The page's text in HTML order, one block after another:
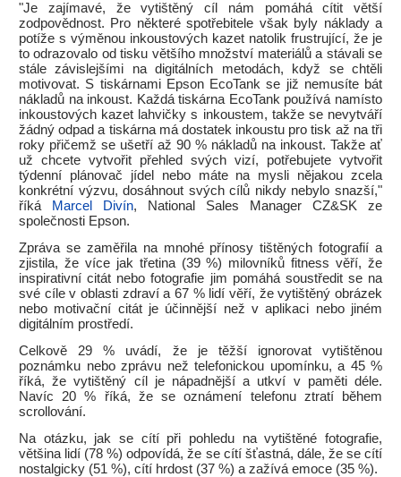
"Je zajímavé, že vytištěný cíl nám pomáhá cítit větší
zodpovědnost. Pro některé spotřebitele však byly náklady a
potíže s výměnou inkoustových kazet natolik frustrující, že je
to odrazovalo od tisku většího množství materiálů a stávali se
stále závislejšími na digitálních metodách, když se chtěli
motivovat. S tiskárnami Epson EcoTank se již nemusíte bát
nákladů na inkoust. Každá tiskárna EcoTank používá namísto
inkoustových kazet lahvičky s inkoustem, takže se nevytváří
žádný odpad a tiskárna má dostatek inkoustu pro tisk až na tři
roky přičemž se ušetří až 90 % nákladů na inkoust. Takže ať
už chcete vytvořit přehled svých vizí, potřebujete vytvořit
týdenní plánovač jídel nebo máte na mysli nějakou zcela
konkrétní výzvu, dosáhnout svých cílů nikdy nebylo snazší,"
říká
Marcel Divín, National Sales Manager CZ&SK ze
společnosti Epson.
Zpráva se zaměřila na mnohé přínosy tištěných fotografií a
zjistila, že více jak třetina (39 %) milovníků fitness věří, že
inspirativní citát nebo fotografie jim pomáhá soustředit se na
své cíle v oblasti zdraví a 67 % lidí věří, že vytištěný obrázek
nebo motivační citát je účinnější než v aplikaci nebo jiném
digitálním prostředí.
Celkově 29 % uvádí, že je těžší ignorovat vytištěnou
poznámku nebo zprávu než telefonickou upomínku, a 45 %
říká, že vytištěný cíl je nápadnější a utkví v paměti déle.
Navíc 20 % říká, že se oznámení telefonu ztratí během
scrollování.
Na otázku, jak se cítí při pohledu na vytištěné fotografie,
většina lidí (78 %) odpovídá, že se cítí šťastná, dále, že se cítí
nostalgicky (51 %), cítí hrdost (37 %) a zažívá emoce (35 %).